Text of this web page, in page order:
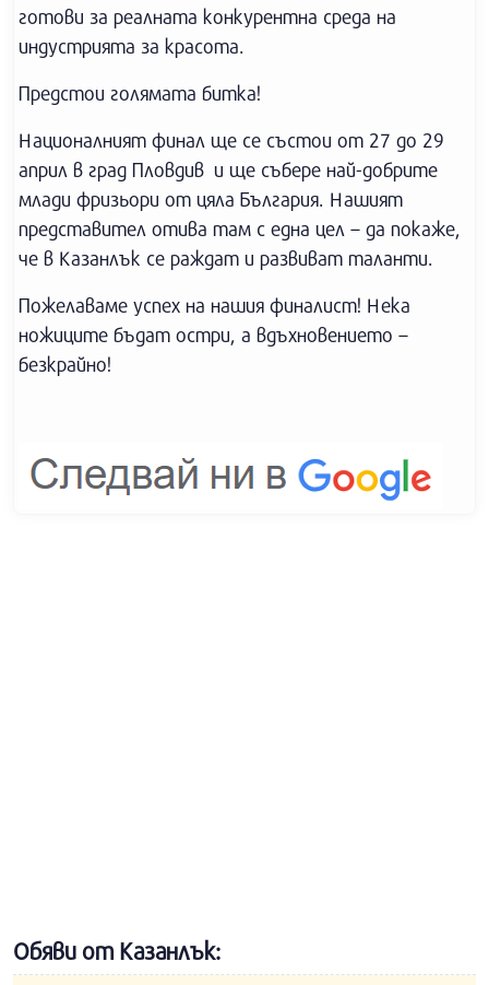
готови за реалната конкурентна среда на
индустрията за красота.
Предстои голямата битка!
Националният финал ще се състои от 27 до 29
април в град Пловдив и ще събере най-добрите
млади фризьори от цяла България. Нашият
представител отива там с една цел – да покаже,
че в Казанлък се раждат и развиват таланти.
Пожелаваме успех на нашия финалист! Нека
ножиците бъдат остри, а вдъхновението –
безкрайно!
Обяви от Казанлък: